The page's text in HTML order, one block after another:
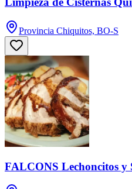
Provincia Chiquitos, BO-S
FALCONS Lechoncitos y